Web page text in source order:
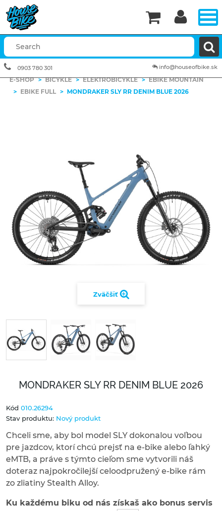
E-SHOP > BICYKLE > ELEKTROBICYKLE > EBIKE MOUNTAIN
> EBIKE FULL > MONDRAKER SLY RR DENIM BLUE 2026
Zväčšiť
MONDRAKER SLY RR DENIM BLUE 2026
Kód 010.26294
Stav produktu: Nový produkt
Chceli sme, aby bol model SLY dokonalou voľbou
pre jazdcov, ktorí chcú prejsť na e-bike alebo ľahký
eMTB, a práve s týmto cieľom sme vytvorili náš
doteraz najpokročilejší celoodpružený e-bike rám
zo zliatiny Stealth Alloy.
Ku každému biku od nás získaš ako bonus servis


info@houseofbike.sk
0903 780 301